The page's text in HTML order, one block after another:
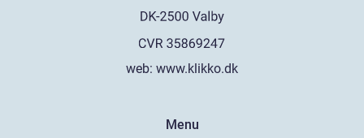
web: www.klikko.dk
Menu